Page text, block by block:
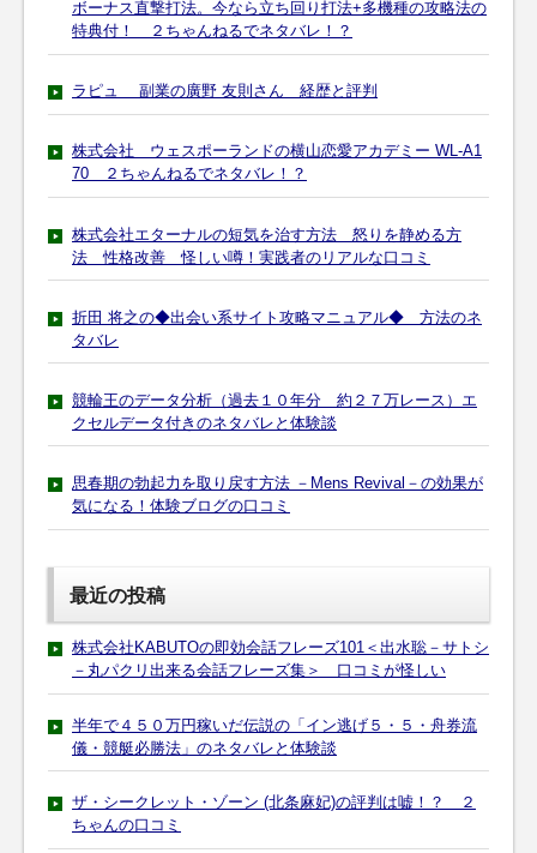
ボーナス直撃打法。今なら立ち回り打法+多機種の攻略法の
特典付！ ２ちゃんねるでネタバレ！？
ラピュ 副業の廣野 友則さん 経歴と評判
株式会社 ウェスポーランドの横山恋愛アカデミー WL-A1
70 ２ちゃんねるでネタバレ！？
株式会社エターナルの短気を治す方法 怒りを静める方
法 性格改善 怪しい噂！実践者のリアルな口コミ
折田 将之の◆出会い系サイト攻略マニュアル◆ 方法のネ
タバレ
競輪王のデータ分析（過去１０年分 約２７万レース）エ
クセルデータ付きのネタバレと体験談
思春期の勃起力を取り戻す方法 －Mens Revival－の効果が
気になる！体験ブログの口コミ
最近の投稿
株式会社KABUTOの即効会話フレーズ101＜出水聡－サトシ
－丸パクリ出来る会話フレーズ集＞ 口コミが怪しい
半年で４５０万円稼いだ伝説の「イン逃げ５・５・舟券流
儀・競艇必勝法」のネタバレと体験談
ザ・シークレット・ゾーン (北条麻妃)の評判は嘘！？ ２
ちゃんの口コミ